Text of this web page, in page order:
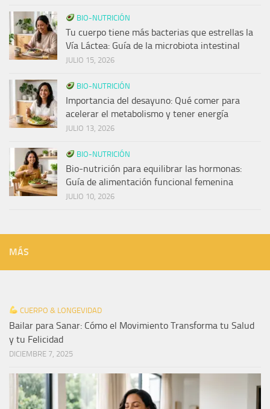
BIO-NUTRICIÓN
Tu cuerpo tiene más bacterias que estrellas la
Vía Láctea: Guía de la microbiota intestinal
JULIO 15, 2026
BIO-NUTRICIÓN
Importancia del desayuno: Qué comer para
acelerar el metabolismo y tener energía
JULIO 13, 2026
BIO-NUTRICIÓN
Bio-nutrición para equilibrar las hormonas:
Guía de alimentación funcional femenina
JULIO 10, 2026
MÁS
CUERPO & LONGEVIDAD
Bailar para Sanar: Cómo el Movimiento Transforma tu Salud
y tu Felicidad
DICIEMBRE 7, 2025